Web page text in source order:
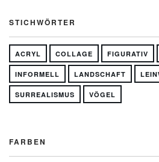
STICHWÖRTER
ACRYL COLLAGE FIGURATIV
INFORMELL LANDSCHAFT
SURREALISMUS VÖGEL
FARBEN